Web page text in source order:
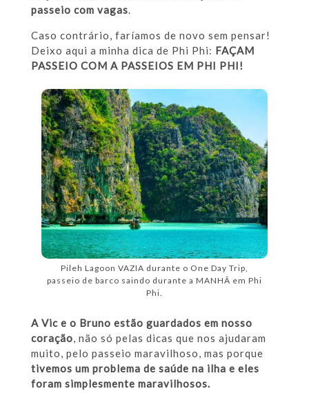
passeio com vagas
Caso contrário, faríamos de novo sem pensar!
Deixo aqui a minha dica de Phi Phi: FAÇAM
PASSEIO COM A PASSEIOS EM PHI PHI!
Pileh Lagoon VAZIA durante o One Day Trip,
passeio de barco saindo durante a MANHÃ em Phi
Phi.
A Vic e o Bruno estão guardados em nosso
coração , não só pelas dicas que nos ajudaram
muito, pelo passeio maravilhoso, mas porque
tivemos um problema de saúde na ilha e eles
foram simplesmente maravilhosos.